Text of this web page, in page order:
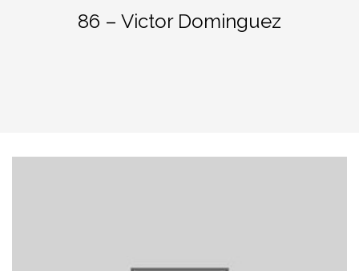
86 – Victor Dominguez